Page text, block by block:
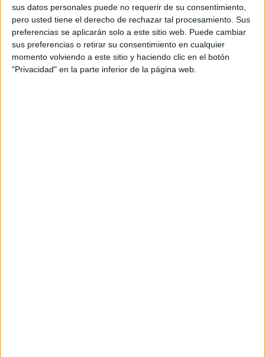
sus datos personales puede no requerir de su consentimiento,
pero usted tiene el derecho de rechazar tal procesamiento. Sus
preferencias se aplicarán solo a este sitio web. Puede cambiar
sus preferencias o retirar su consentimiento en cualquier
momento volviendo a este sitio y haciendo clic en el botón
"Privacidad" en la parte inferior de la página web.
Un excés de sal a l'aigua mata
centenars de peixos a la riera del